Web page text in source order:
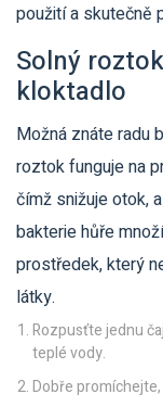
použití a skutečně
Solný
kloktadlo
Možná znáte radu
roztok funguje na
čímž snižuje otok,
bakterie hůře
prostředek, který
látky.
Rozpusťte jednu
teplé vody.
Dobře